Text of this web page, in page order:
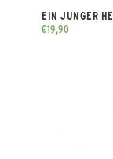
EIN JUNGER
€19,90